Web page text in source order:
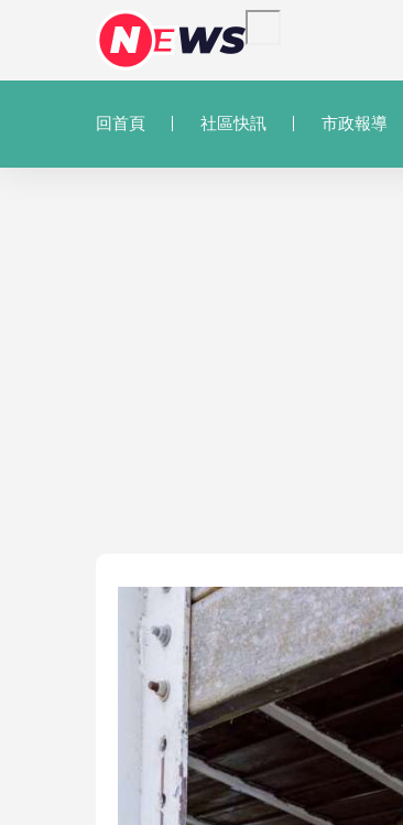
回首頁 社區快訊 市政報導